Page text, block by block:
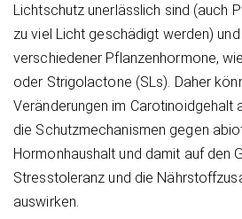
Lichtschutz unerlässlich sind (auch
zu viel Licht geschädigt werden)
verschiedener Pflanzenhormone,
oder Strigolactone (SLs). Daher
Veränderungen im Carotinoidgehalt
die Schutzmechanismen gegen
Hormonhaushalt und damit auf den
Stresstoleranz und die
auswirken.